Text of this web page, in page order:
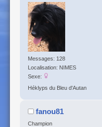
Messages: 128
Localisation: NIMES
Sexe:
Héklyps du Bleu d'Autan
fanou81
Champion